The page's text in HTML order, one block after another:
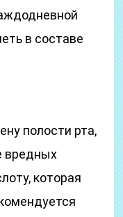
в составе
полости рта,
вредных
которая